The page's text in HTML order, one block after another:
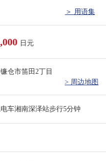
＞ 用语集
日元
仓市笛田2丁目
> 周边地图
车湘南深泽站步行5分钟